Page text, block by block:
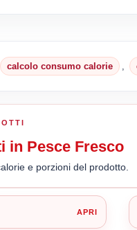
calcolo consumo calorie
in Pesce Fresco
e porzioni del prodotto.